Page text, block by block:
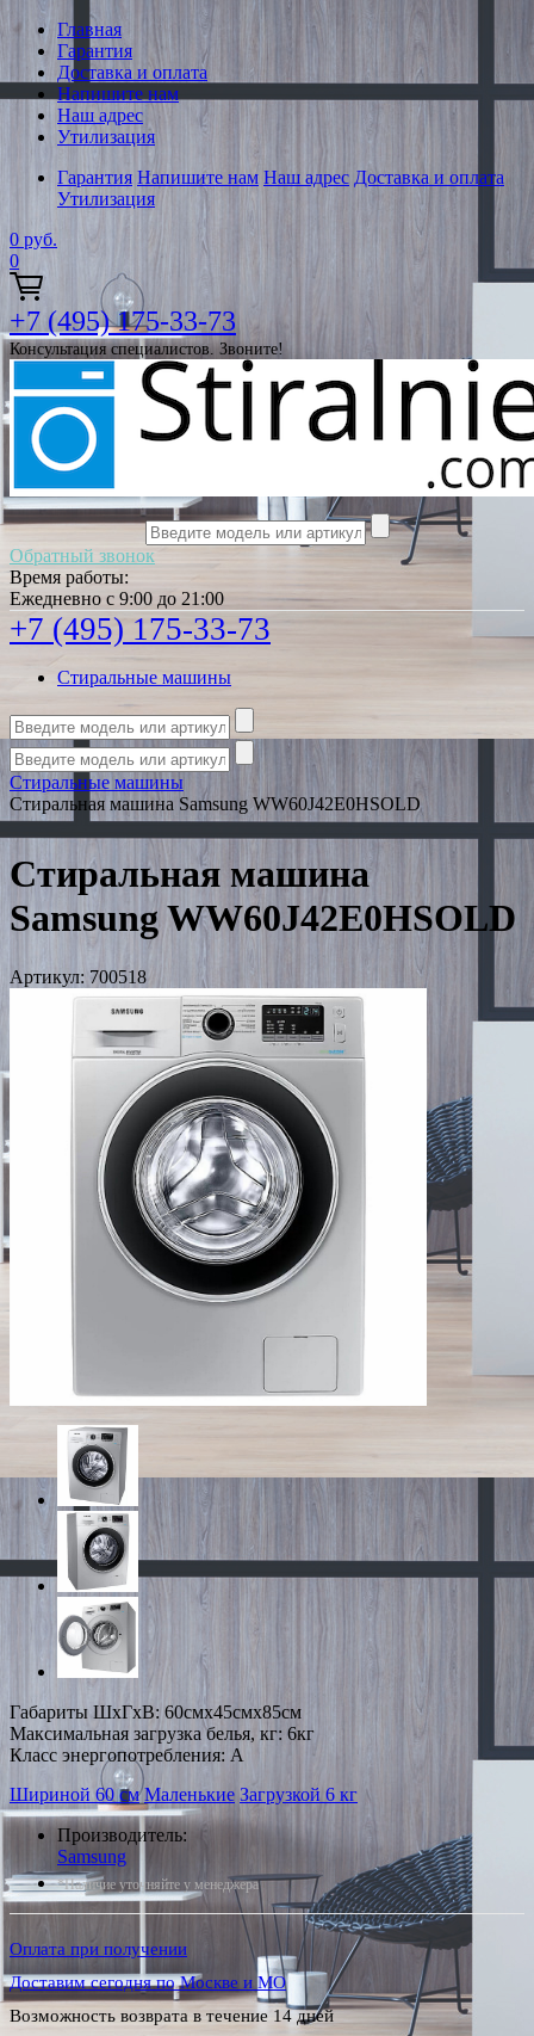
Главная
Гарантия
Доставка и оплата
Напишите нам
Наш адрес
Утилизация
Гарантия Напишите нам Наш адрес Доставка и оплата
Утилизация
0 руб.
0
+7 (495) 175-33-73
Консультация специалистов. Звоните!
Обратный звонок
Время работы:
Ежедневно с 9:00 до 21:00
+7 (495) 175-33-73
Стиральные машины
Стиральные машины
Стиральная машина Samsung WW60J42E0HSOLD
Стиральная машина
Samsung WW60J42E0HSOLD
Артикул: 700518
Габариты ШxГxВ: 60смx45смx85см
Максимальная загрузка белья, кг: 6кг
Класс энергопотребления: A
Шириной 60 см Маленькие Загрузкой 6 кг
Производитель:
Samsung
*Наличие уточняйте у менеджера
Оплата при получении
Доставим сегодня по Москве и МО
Возможность возврата в течение 14 дней